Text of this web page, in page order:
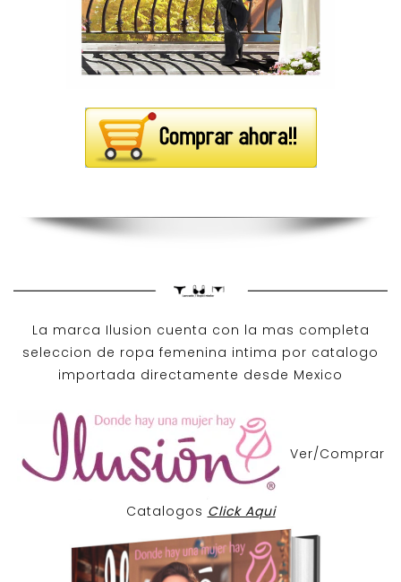
La marca Ilusion cuenta con la mas completa
seleccion de ropa femenina intima por catalogo
importada directamente desde Mexico
Ver/Comprar
Catalogos Click Aqui